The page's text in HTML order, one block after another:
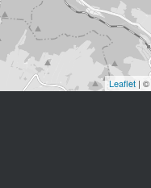
Leaflet | ©